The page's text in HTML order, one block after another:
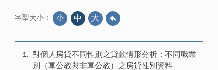
字型大小： 小 中 大
1
對個人房貸不同性別之貸款情形分析：不同職業
別（軍公教與非軍公教）之房貸性別資料